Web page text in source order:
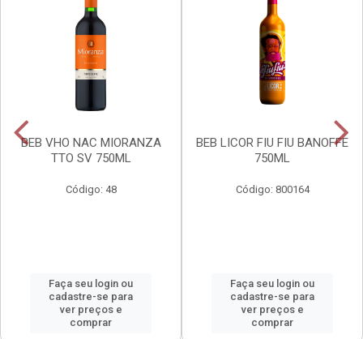
BEB VHO NAC MIORANZA
TTO SV 750ML
Código: 48
Faça seu login ou
cadastre-se para
ver preços e
comprar
BEB LICOR FIU FIU BANOFFE
750ML
Código: 800164
Faça seu login ou
cadastre-se para
ver preços e
comprar